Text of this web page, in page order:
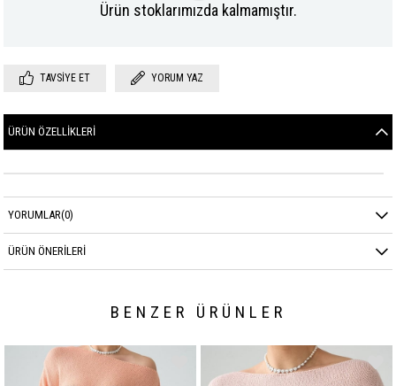
Ürün stoklarımızda kalmamıştır.
TAVSIYE ET YORUM YAZ
ÜRÜN ÖZELLIKLERI
YORUMLAR(0)
ÜRÜN ÖNERILERI
BENZER ÜRÜNLER